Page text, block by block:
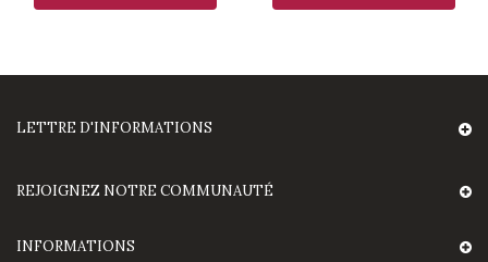
LETTRE D'INFORMATIONS
REJOIGNEZ NOTRE COMMUNAUTÉ
INFORMATIONS